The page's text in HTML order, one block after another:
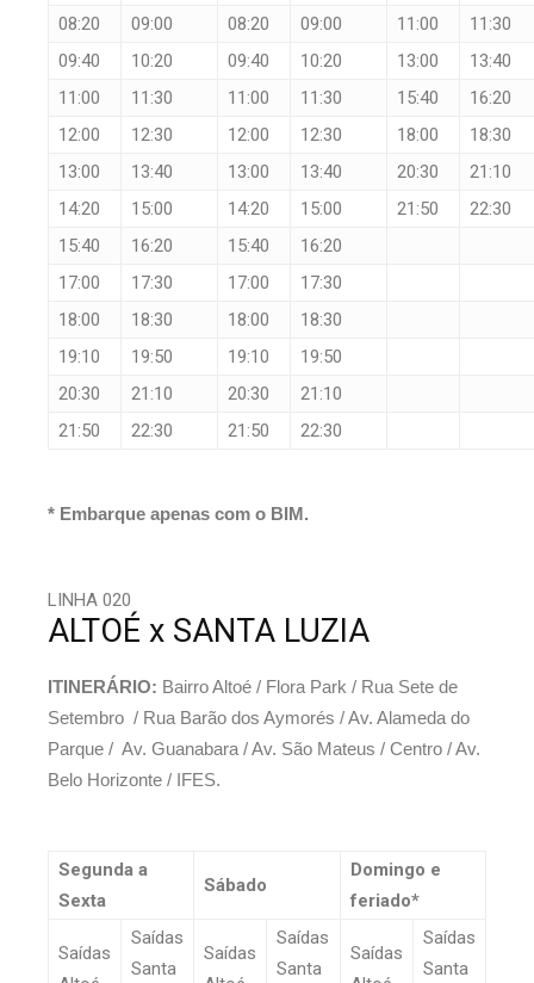
08:20
09:00 08:20 09:00 11:00
11:30
09:40
10:20 09:40 10:20 13:00
13:40
11:00
11:30 11:00 11:30 15:40
16:20
12:00
12:30 12:00 12:30 18:00
18:30
13:00
13:40 13:00 13:40 20:30
21:10
14:20
15:00 14:20 15:00 21:50
22:30
15:40
16:20 15:40
16:20
17:00
17:30 17:00
17:30
18:00
18:30 18:00
18:30
19:10
19:50 19:10
19:50
20:30
21:10 20:30
21:10
21:50
22:30 21:50 22:30
* Embarque apenas com o BIM.
LINHA 020
ALTOÉ x SANTA LUZIA
ITINERÁRIO: Bairro Altoé / Flora Park / Rua Sete de
Setembro / Rua Barão dos Aymorés / Av. Alameda do
Parque / Av. Guanabara / Av. São Mateus / Centro / Av.
Belo Horizonte / IFES.
Segunda a
Sexta
Sábado
Domingo e
feriado*
Saídas
Saídas
Santa
Saídas
Saídas
Santa
Saídas
Saídas
Santa